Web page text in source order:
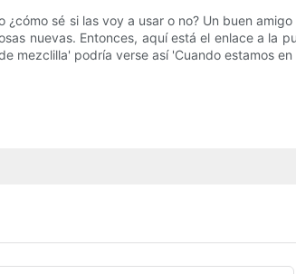
¿cómo sé si las voy a usar o no? Un buen
nuevas. Entonces, aquí está el enlace a la
mezclilla' podría verse así 'Cuando estamos